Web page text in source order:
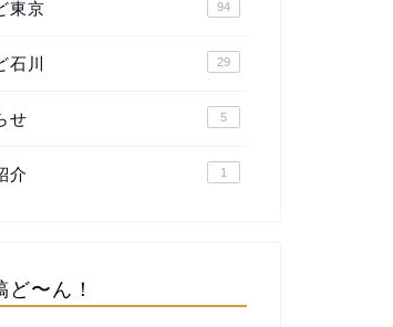
東京 94
石川 29
せ 5
介 1
ど〜ん！